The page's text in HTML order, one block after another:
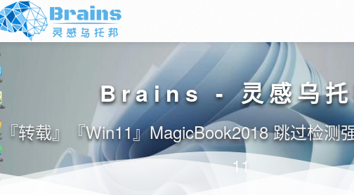
Brains - 灵感乌托
『转载』『Win11』MagicBook2018 跳过检测
11